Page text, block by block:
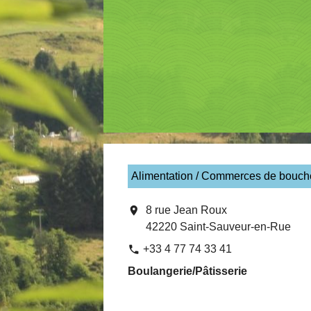
Alimentation / Commerces de
location_on
8 rue Jean Roux
42220 Saint-Sauveur-en-Rue
phone +33 4 77 74 33 41
Boulangerie/Pâtisserie